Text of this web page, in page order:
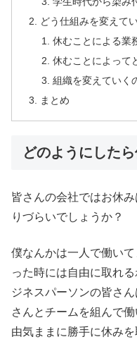
どう仕組みを変えて
休むことによる業
休むことによって
組織を変えていく
まとめ
どのようにした
皆さんの会社ではお休
りづらいでしょうか？
僕なんかは一人で働い
った時には自由に取れ
ジネスパーソンの皆さ
さんとチームを組んで
由気ままに勝手に休み